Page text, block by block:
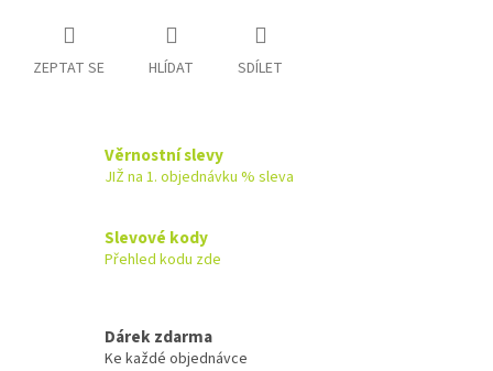
ZEPTAT SE HLÍDAT SDÍLET
Věrnostní slevy
JIŽ na 1. objednávku % sleva
Slevové kody
Přehled kodu zde
Dárek zdarma
Ke každé objednávce